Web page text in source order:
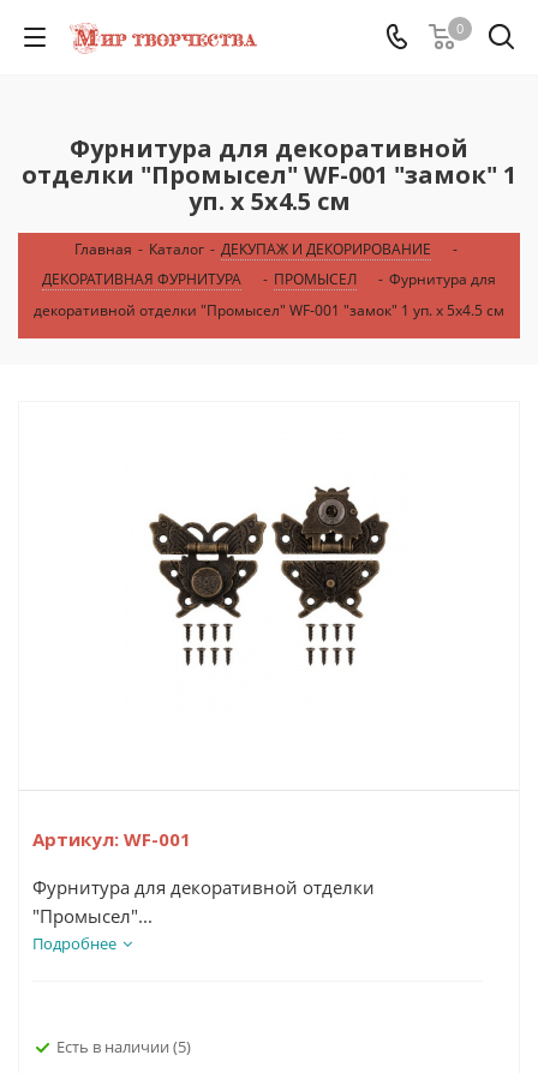
0
Фурнитура для декоративной
отделки "Промысел" WF-001 "замок" 1
уп. х 5х4.5 см
Главная - Каталог - ДЕКУПАЖ И ДЕКОРИРОВАНИЕ
-
ДЕКОРАТИВНАЯ ФУРНИТУРА
- ПРОМЫСЕЛ - Фурнитура для
декоративной отделки "Промысел" WF-001 "замок" 1 уп. х 5х4.5 см
Артикул: WF-001
Фурнитура для декоративной отделки
"Промысел"...
Подробнее
Есть в наличии (5)